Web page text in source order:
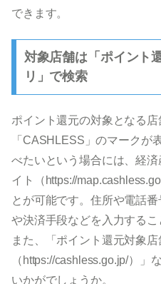
できます。
対象店舗は「ポイント
リ」で検索
ポイント還元の対象となる
「CASHLESS」のマークが
べたいという場合には、経
イト（https://
とが可能です。住所や電話
や決済手段などを入力するこ
また、「ポイント還元対象店
（https://cashless.go.jp/）」
いかがでしょうか。